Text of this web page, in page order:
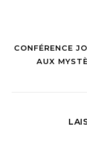
CONFÉRENCE
AUX